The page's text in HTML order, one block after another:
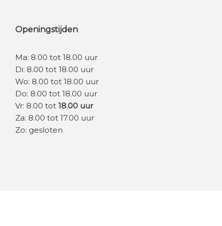
Openingstijden
Ma: 8.00 tot 18.00 uur
Di: 8.00 tot 18.00 uur
Wo: 8.00 tot 18.00 uur
Do: 8.00 tot 18.00 uur
Vr: 8.00 tot 18.00 uur
Za: 8.00 tot 17.00 uur
Zo: gesloten